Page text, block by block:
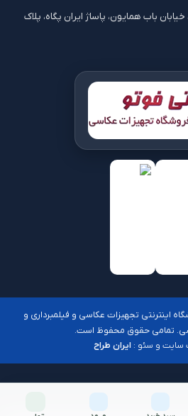
باب همایون، پاساژ ایران پگاه، پلاک
اینترنتی تجهیزات عکاسی و فیلمبرداری و
تمامی حقوق محفوظ است.
سایت و سئو : ایران طراح